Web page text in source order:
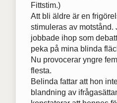
Fittstim.)
Att bli äldre är en
stimuleras av motstånd.
jobbade ihop som
peka på mina blinda
Nu provocerar yngre
flesta.
Belinda fattar att hon
blandning av